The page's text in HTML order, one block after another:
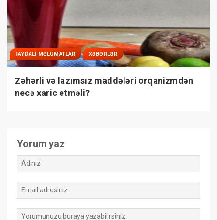
FAYDALI MƏLUMATLAR XƏBƏRLƏR
Zəhərli və lazımsız maddələri orqanizmdən
necə xaric etməli?
Yorum yaz